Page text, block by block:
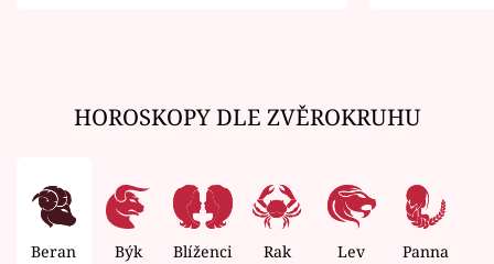
HOROSKOPY DLE ZVĚROKRUHU
Beran Býk Blíženci Rak Lev Panna